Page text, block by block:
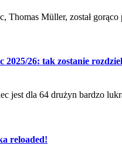
Thomas Müller, został
2025/26: tak zostanie
jest dla 64 drużyn bardzo
reloaded!